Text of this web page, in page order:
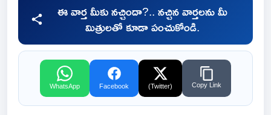
ఈ వార్త మీకు నచ్చిందా?.. నచ్చిన వార్తలను మీ
మిత్రులతో కూడా పంచుకోండి.
WhatsApp Facebook (Twitter) Copy Link